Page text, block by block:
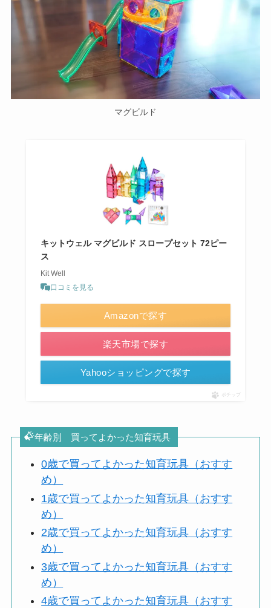
マグビルド
キットウェル マグビルド スロープセット 72ピー
ス
Kit Well
口コミを見る
Amazonで探す
楽天市場で探す
Yahooショッピングで探す
ポチップ
年齢別 買ってよかった知育玩具
0歳で買ってよかった知育玩具（おすす
め）
1歳で買ってよかった知育玩具（おすす
め）
2歳で買ってよかった知育玩具（おすす
め）
3歳で買ってよかった知育玩具（おすす
め）
4歳で買ってよかった知育玩具（おすす